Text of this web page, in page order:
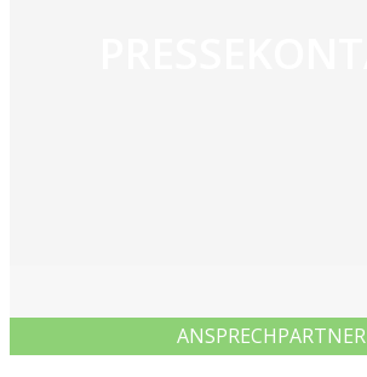
ANSPRECHPARTNER